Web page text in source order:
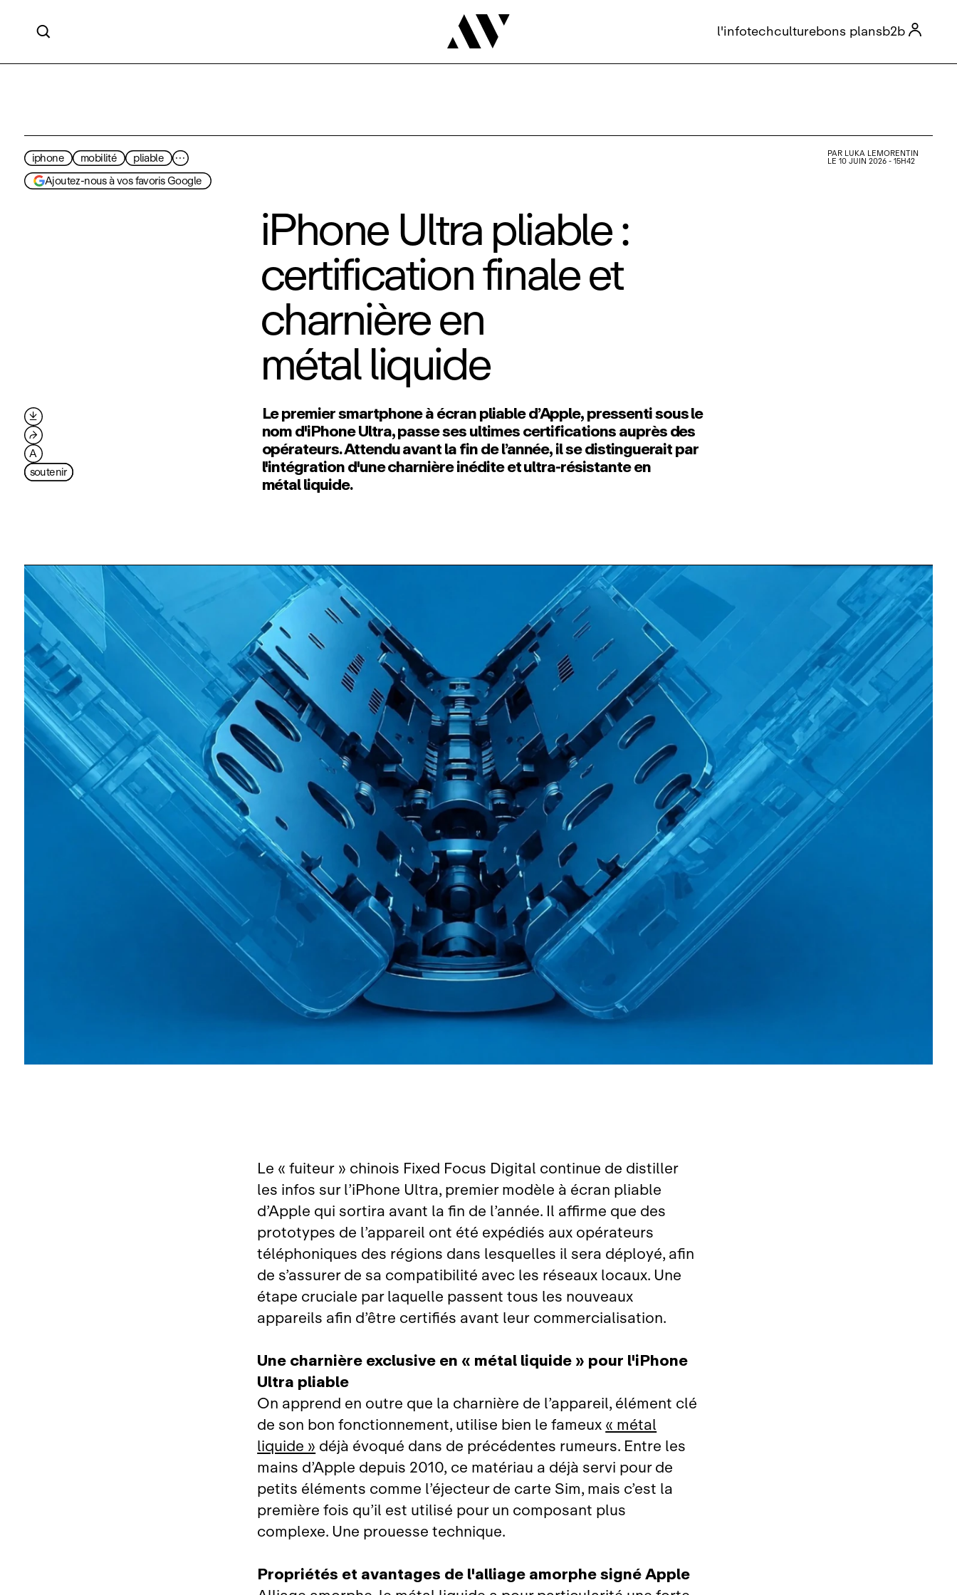

 l'infotechculturebons plansb2b
iphone mobilité pliable
···
Ajoutez-nous à vos favoris Google
PAR LUKA LEMORENTIN
LE 10 JUIN 2026 - 15H42
iPhone Ultra pliable :
certification finale et
charnière en
métal liquide
Le premier smartphone à écran pliable d’Apple, pressenti sous le
nom d'iPhone Ultra, passe ses ultimes certifications auprès des
opérateurs. Attendu avant la fin de l’année, il se distinguerait par
l'intégration d'une charnière inédite et ultra‑résistante en
métal liquide.

⮫
A
soutenir
Le « fuiteur » chinois Fixed Focus Digital continue de distiller
les infos sur l’iPhone Ultra, premier modèle à écran pliable
d’Apple qui sortira avant la fin de l’année. Il affirme que des
prototypes de l’appareil ont été expédiés aux opérateurs
téléphoniques des régions dans lesquelles il sera déployé, afin
de s’assurer de sa compatibilité avec les réseaux locaux. Une
étape cruciale par laquelle passent tous les nouveaux
appareils afin d’être certifiés avant leur commercialisation.
Une charnière exclusive en « métal liquide » pour l'iPhone
Ultra pliable
On apprend en outre que la charnière de l’appareil, élément clé
de son bon fonctionnement, utilise bien le fameux« métal
liquide »déjà évoqué dans de précédentes rumeurs. Entre les
mains d’Apple depuis 2010, ce matériau a déjà servi pour de
petits éléments comme l’éjecteur de carte Sim, mais c’est la
première fois qu’il est utilisé pour un composant plus
complexe. Une prouesse technique.
Propriétés et avantages de l'alliage amorphe signé Apple